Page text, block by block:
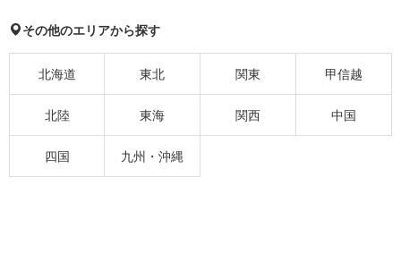
その他のエリアから探す
北海道 東北 関東 甲信越
北陸 東海 関西 中国
四国 九州・沖縄